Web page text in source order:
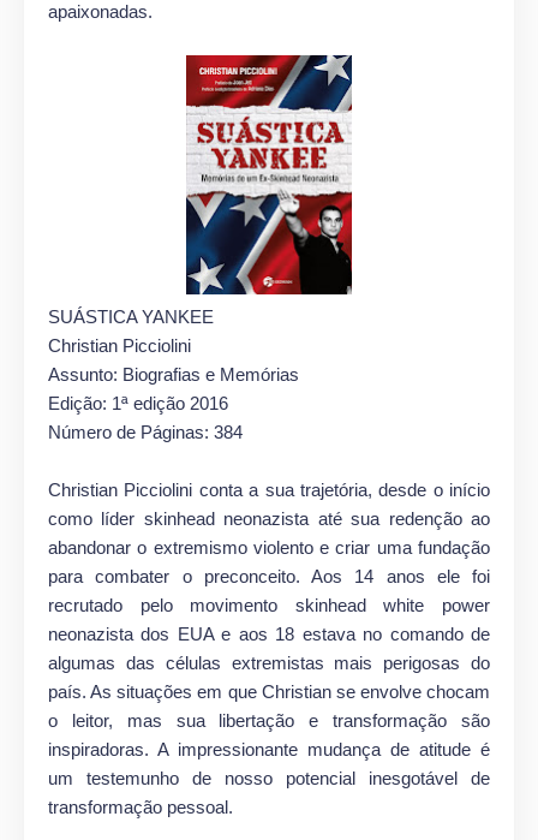
apaixonadas.
SUÁSTICA YANKEE
Christian Picciolini
Assunto: Biografias e Memórias
Edição: 1ª edição 2016
Número de Páginas: 384
Christian Picciolini conta a sua trajetória, desde o início
como líder skinhead neonazista até sua redenção ao
abandonar o extremismo violento e criar uma fundação
para combater o preconceito. Aos 14 anos ele foi
recrutado pelo movimento skinhead white power
neonazista dos EUA e aos 18 estava no comando de
algumas das células extremistas mais perigosas do
país. As situações em que Christian se envolve chocam
o leitor, mas sua libertação e transformação são
inspiradoras. A impressionante mudança de atitude é
um testemunho de nosso potencial inesgotável de
transformação pessoal.